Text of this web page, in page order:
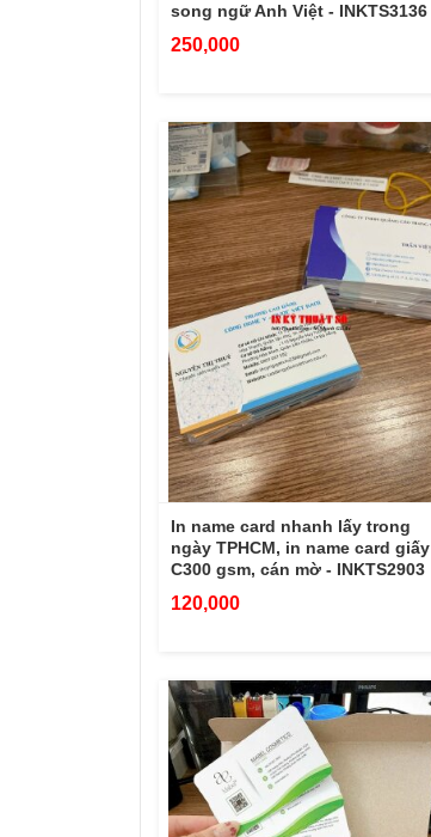
song ngữ Anh Việt - INKTS3136
250,000
In name card nhanh lấy trong
ngày TPHCM, in name card giấy
C300 gsm, cán mờ - INKTS2903
120,000